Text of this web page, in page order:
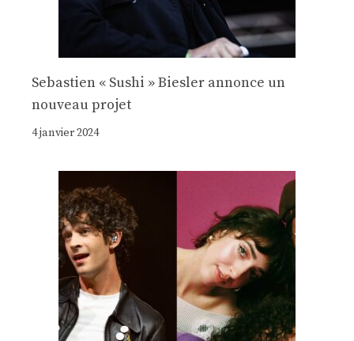
Sebastien « Sushi » Biesler annonce un
nouveau projet
4 janvier 2024